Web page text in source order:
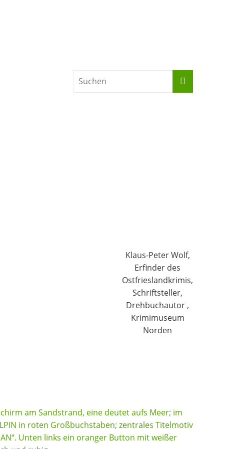
Klaus-Peter Wolf,
Erfinder des
Ostfrieslandkrimis,
Schriftsteller,
Drehbuchautor ,
Krimimuseum
Norden